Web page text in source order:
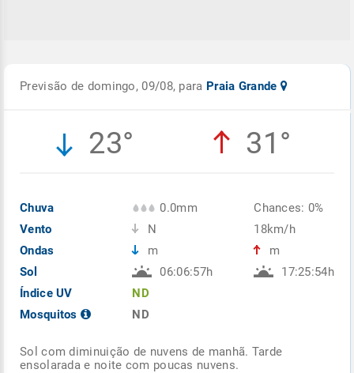
Previsão de domingo, 09/08, para Praia Grande
23° 31°
Chuva
Vento
Ondas
Sol
Índice UV
Mosquitos
0.0mm
N
m
06:06:57h
ND
ND
Chances: 0%
18km/h
m
17:25:54h
Sol com diminuição de nuvens de manhã. Tarde
ensolarada e noite com poucas nuvens.